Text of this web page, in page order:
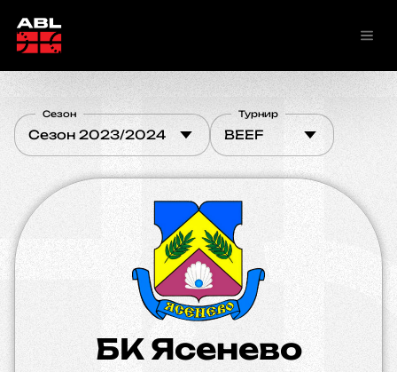
Сезон 2023/2024
Сезон
BEEF
Турнир
БК Ясенево